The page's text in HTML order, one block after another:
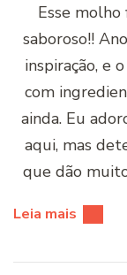
Esse
saboroso!!
inspiração, e
com
ainda. Eu
aqui, mas
que dão
Leia mais